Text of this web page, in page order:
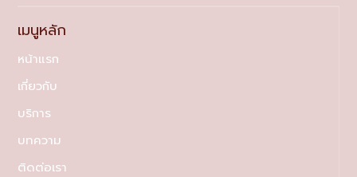
เมนูหลัก
หน้าแรก
เกี่ยวกับ
บริการ
บทความ
ติดต่อเรา